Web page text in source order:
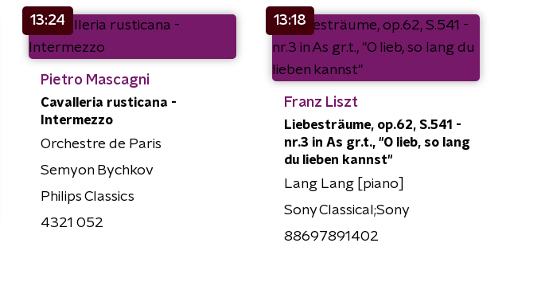
13:24
Pietro Mascagni
Cavalleria rusticana -
Intermezzo
Orchestre de Paris
Semyon Bychkov
Philips Classics
4321 052
13:18
Franz Liszt
Liebesträume, op.62, S.541 -
nr.3 in As gr.t., "O lieb, so lang
du lieben kannst"
Lang Lang [piano]
Sony Classical;Sony
88697891402